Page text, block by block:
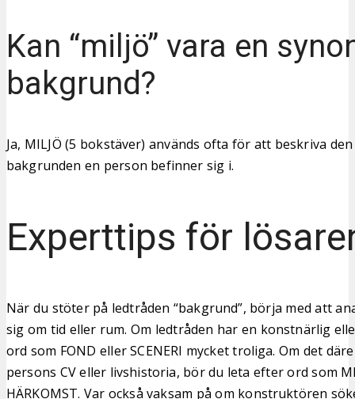
Kan “miljö” vara en
bakgrund?
Ja, MILJÖ (5 bokstäver) används ofta för att beskriva
bakgrunden en person befinner sig i.
Experttips för
När du stöter på ledtråden “bakgrund”, börja med att
sig om tid eller rum. Om ledtråden har en konstnärlig
ord som FOND eller SCENERI mycket troliga. Om det
persons CV eller livshistoria, bör du leta efter ord som
HÄRKOMST. Var också vaksam på om konstruktören